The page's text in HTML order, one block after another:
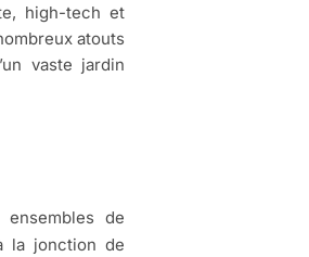
high-tech et
atouts
vaste jardin
de
la jonction de